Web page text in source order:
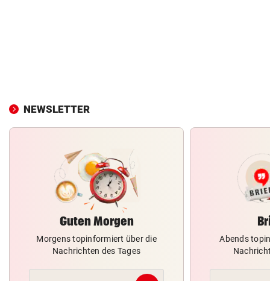
NEWSLETTER
Guten Morgen
Morgens topinformiert über die
Nachrichten des Tages
Abends